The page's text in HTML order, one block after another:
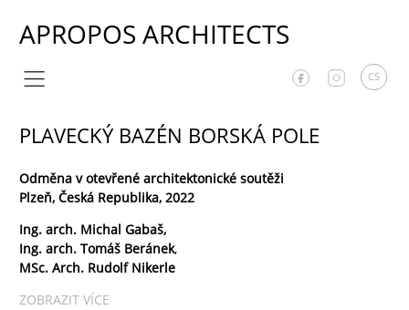
APROPOS ARCHITECTS
CS
PLAVECKÝ BAZÉN BORSKÁ POLE
Odměna v otevřené architektonické soutěži
Plzeň, Česká Republika, 2022
Ing. arch. Michal Gabaš,
Ing. arch. Tomáš Beránek,
MSc. Arch. Rudolf Nikerle
ZOBRAZIT VÍCE